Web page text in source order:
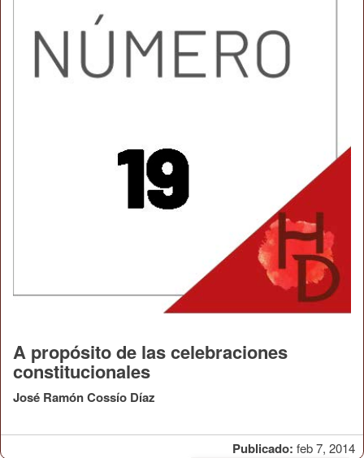
Publicado: feb 7, 2014
A propósito de las celebraciones
constitucionales
José Ramón Cossío Díaz